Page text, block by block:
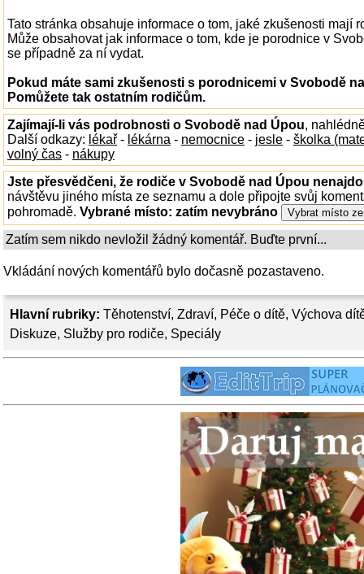
Hlavní rubriky: Těhotenství, Zdraví, Péče o dítě, Výchova
Diskuze, Služby pro rodiče, Speciály
Tato stránka obsahuje informace o tom, jaké zkušenosti mají
Může obsahovat jak informace o tom, kde je porodnice v
se případně za ní vydat.
Pokud máte sami zkušenosti s porodnicemi v Svobodě
Pomůžete tak ostatním rodičům.
Zajímají-li vás podrobnosti o Svobodě nad Úpou,
Další odkazy: lékař - lékárna - nemocnice - jesle - školka
volný čas - nákupy
Jste přesvědčeni, že rodiče v Svobodě nad Úpou
návštěvu jiného místa ze seznamu a dole připojte svůj
pohromadě. Vybrané místo: zatím nevybráno
Zatím sem nikdo nevložil žádný komentář. Buďte první...
Vkládání nových komentářů bylo dočasně pozastaveno.